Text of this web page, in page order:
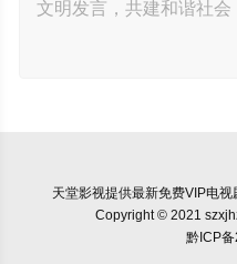
天堂影视提供最新免费VIP电
Copyright © 2021
黔ICP